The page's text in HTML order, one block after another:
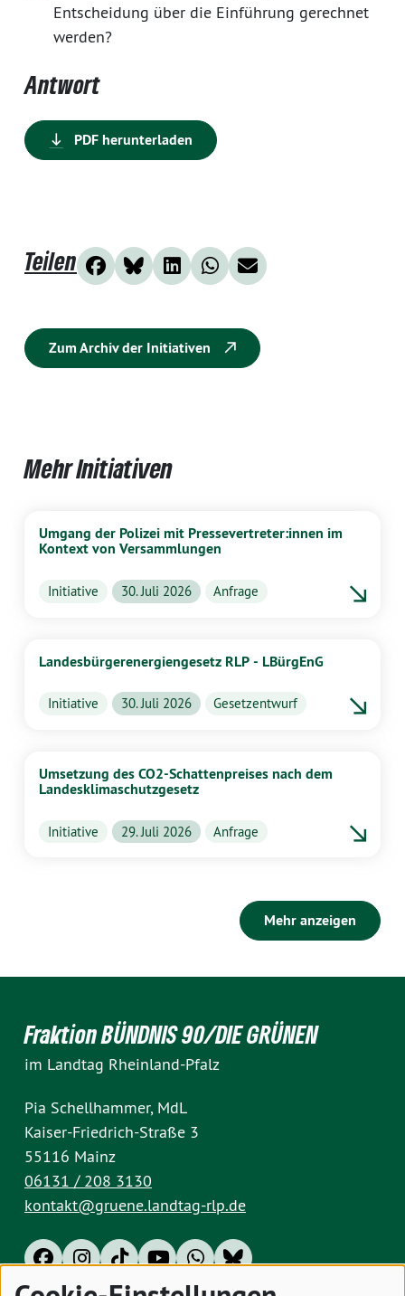
Entscheidung über die Einführung gerechnet
werden?
Antwort
PDF herunterladen
Teilen
Zum Archiv der Initiativen
Mehr Initiativen
Umgang der Polizei mit Pressevertreter:innen im
Kontext von Versammlungen
Initiative 30. Juli 2026 Anfrage
Landesbürgerenergiengesetz RLP - LBürgEnG
Initiative 30. Juli 2026 Gesetzentwurf
Umsetzung des CO2-Schattenpreises nach dem
Landesklimaschutzgesetz
Initiative 29. Juli 2026 Anfrage
Mehr anzeigen
Fraktion BÜNDNIS 90/DIE GRÜNEN
im Landtag Rheinland-Pfalz
Pia Schellhammer, MdL
Kaiser-Friedrich-Straße 3
55116 Mainz
06131 / 208 3130
kontakt@gruene.landtag-rlp.de